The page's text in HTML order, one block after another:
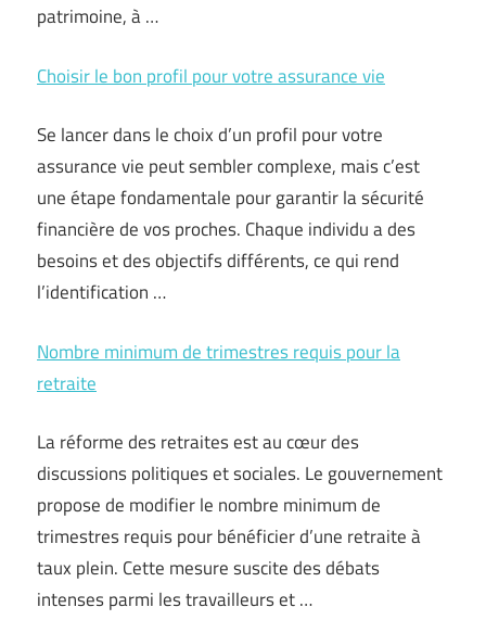
patrimoine, à …
Choisir le bon profil pour votre assurance vie
Se lancer dans le choix d’un profil pour votre
assurance vie peut sembler complexe, mais c’est
une étape fondamentale pour garantir la sécurité
financière de vos proches. Chaque individu a des
besoins et des objectifs différents, ce qui rend
l’identification …
Nombre minimum de trimestres requis pour la
retraite
La réforme des retraites est au cœur des
discussions politiques et sociales. Le gouvernement
propose de modifier le nombre minimum de
trimestres requis pour bénéficier d’une retraite à
taux plein. Cette mesure suscite des débats
intenses parmi les travailleurs et …